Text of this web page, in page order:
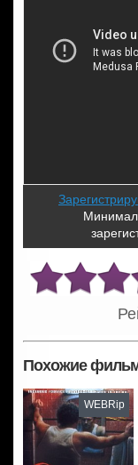
Похожие
WEBRip